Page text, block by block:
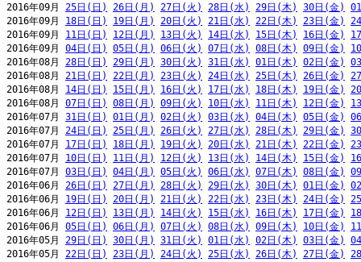
2016年09月 25日(日) 26日(月) 27日(火) 28日(水) 29日(木) 30日(金)
2016年09月 18日(日) 19日(月) 20日(火) 21日(水) 22日(木) 23日(金)
2016年09月 11日(日) 12日(月) 13日(火) 14日(水) 15日(木) 16日(金)
2016年09月 04日(日) 05日(月) 06日(火) 07日(水) 08日(木) 09日(金)
2016年08月 28日(日) 29日(月) 30日(火) 31日(水) 01日(木) 02日(金)
2016年08月 21日(日) 22日(月) 23日(火) 24日(水) 25日(木) 26日(金)
2016年08月 14日(日) 15日(月) 16日(火) 17日(水) 18日(木) 19日(金)
2016年08月 07日(日) 08日(月) 09日(火) 10日(水) 11日(木) 12日(金)
2016年07月 31日(日) 01日(月) 02日(火) 03日(水) 04日(木) 05日(金)
2016年07月 24日(日) 25日(月) 26日(火) 27日(水) 28日(木) 29日(金)
2016年07月 17日(日) 18日(月) 19日(火) 20日(水) 21日(木) 22日(金)
2016年07月 10日(日) 11日(月) 12日(火) 13日(水) 14日(木) 15日(金)
2016年07月 03日(日) 04日(月) 05日(火) 06日(水) 07日(木) 08日(金)
2016年06月 26日(日) 27日(月) 28日(火) 29日(水) 30日(木) 01日(金)
2016年06月 19日(日) 20日(月) 21日(火) 22日(水) 23日(木) 24日(金)
2016年06月 12日(日) 13日(月) 14日(火) 15日(水) 16日(木) 17日(金)
2016年06月 05日(日) 06日(月) 07日(火) 08日(水) 09日(木) 10日(金)
2016年05月 29日(日) 30日(月) 31日(火) 01日(水) 02日(木) 03日(金)
2016年05月 22日(日) 23日(月) 24日(火) 25日(水) 26日(木) 27日(金)